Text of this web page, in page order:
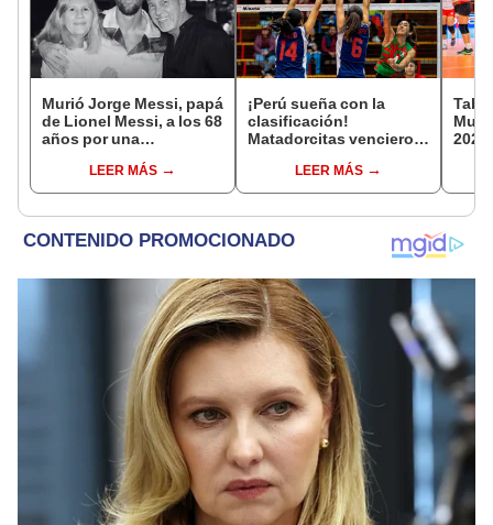
Murió Jorge Messi, papá
de Lionel Messi, a los 68
años por una
LEER MÁS
¡Perú sueña con la
clasificación!
Matadorcitas vencieron
Mundial de Vóley Sub 17
LEER MÁS